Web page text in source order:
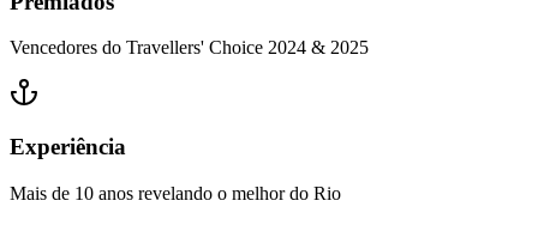
Vencedores do Travellers' Choice 2024 & 2025
Experiência
Mais de 10 anos revelando o melhor do Rio